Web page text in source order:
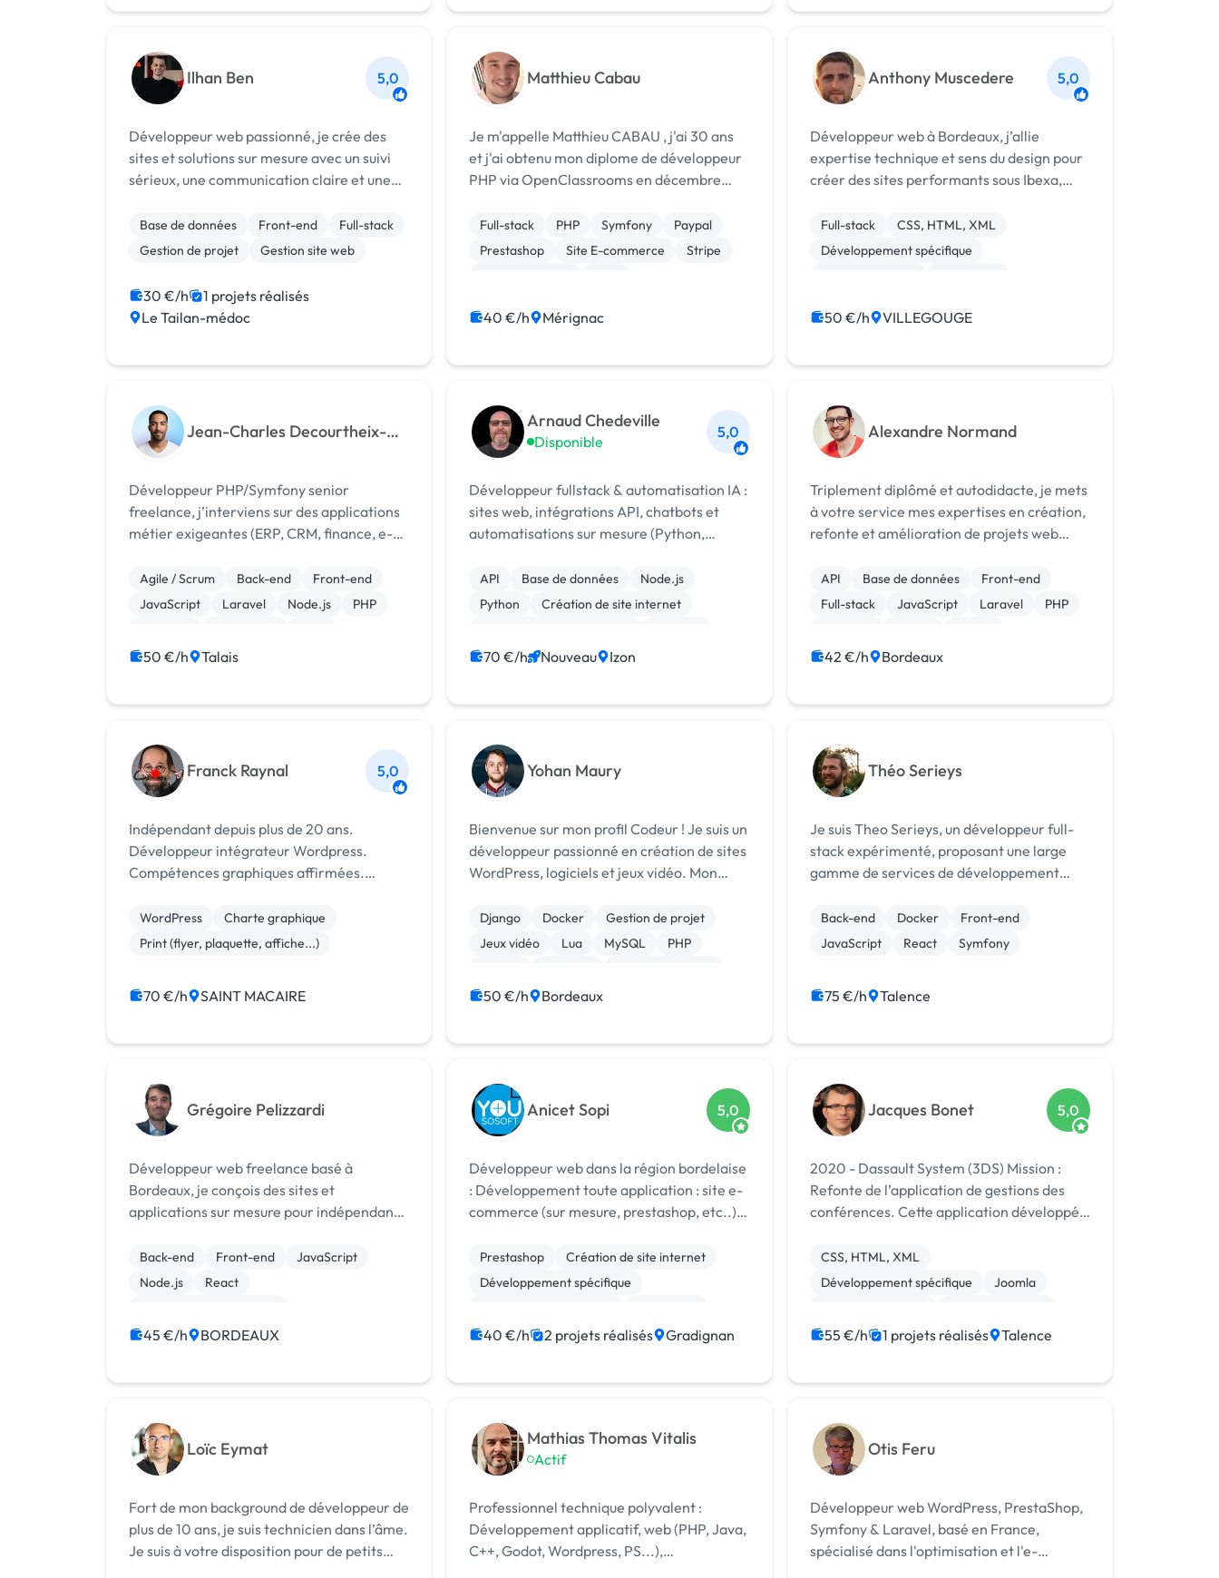
Ilhan Ben 5,0
Développeur web passionné, je crée des
sites et solutions sur mesure avec un suivi
sérieux, une communication claire et une
Base de données Front-end
Full-stack
Gestion de projet
Gestion site web
30 €/h
1 projets réalisés
Le Tailan-médoc
Matthieu Cabau
Je m'appelle Matthieu CABAU , j'ai 30 ans
et j'ai obtenu mon diplome de développeur
PHP via OpenClassrooms en décembre
plusieurs années dans le domaine de la
comptabilité). J'ai travaillé sur des projets
Full-stack PHP Symfony
Paypal
Prestashop
Site E-commerce
Stripe
40 €/h Mérignac
Anthony Muscedere 5,0
Développeur web à Bordeaux, j’allie
expertise technique et sens du design pour
créer des sites performants sous Ibexa,
Full-stack
CSS, HTML, XML
Développement spécifique
50 €/h VILLEGOUGE
Jean-Charles Decourtheix-
Développeur PHP/Symfony senior
freelance, j’interviens sur des applications
métier exigeantes (ERP, CRM, finance, e-
est un enjeu stratégique.
Agile / Scrum Back-end
Front-end
JavaScript
Laravel Node.js
PHP
50 €/h Talais
Arnaud Chedeville
Disponible
5,0
Développeur fullstack & automatisation IA :
sites web, intégrations API, chatbots et
automatisations sur mesure (Python,
API Base de données
Node.js
Python
Création de site internet
WordPress
ChatGPT
70 €/h Nouveau Izon
Alexandre Normand
Triplement diplômé et autodidacte, je mets
à votre service mes expertises en création,
refonte et amélioration de projets web
les technologies web open-source les plus
répandues et les plus adaptées p...
API Base de données
Front-end
Full-stack
JavaScript Laravel
PHP
42 €/h Bordeaux
Franck Raynal 5,0
Indépendant depuis plus de 20 ans.
Développeur intégrateur Wordpress.
Compétences graphiques affirmées.
et d'humour. Cartoons strips, caricatures,
BD.
WordPress
Charte graphique
Print (flyer, plaquette, affiche...)
70 €/h SAINT MACAIRE
Yohan Maury
Bienvenue sur mon profil Codeur ! Je suis un
développeur passionné en création de sites
WordPress, logiciels et jeux vidéo. Mon
démarquer de la concurrence en créant des
projets uniques répondant à vos b...
Django Docker
Gestion de projet
Jeux vidéo
Lua MySQL
PHP
50 €/h Bordeaux
Théo Serieys
Je suis Theo Serieys, un développeur full-
stack expérimenté, proposant une large
gamme de services de développement
l'utilisation des technologies front-end et
back-end, me permettant de créer des
Back-end Docker
Front-end
JavaScript
React Symfony
75 €/h Talence
Grégoire Pelizzardi
Développeur web freelance basé à
Bordeaux, je conçois des sites et
applications sur mesure pour indépendants,
principal inclut WordPress, HTML, CSS,
React, Next.js, Tailwind CSS, Node.js et
Back-end Front-end
JavaScript
Node.js
React
CSS, HTML, XML
WordPress
45 €/h BORDEAUX
Anicet Sopi 5,0
Développeur web dans la région bordelaise
: Développement toute application : site e-
commerce (sur mesure, prestashop, etc..),
site communautaire (site e-learning,
application métier, etc..) 9 ans d'e...
Prestashop
Création de site internet
Développement spécifique
Site E-commerce
CSS, HTML, XML
40 €/h 2 projets réalisés Gradignan
Jacques Bonet 5,0
2020 - Dassault System (3DS) Mission :
Refonte de l’application de gestions des
conférences. Cette application développé
Réecriture du back en nodejs/loopback,
exposition d’une nouvelle...
CSS, HTML, XML
Développement spécifique
Joomla
C++
Front-end
Full-stack
55 €/h 1 projets réalisés Talence
Loïc Eymat
Fort de mon background de développeur de
plus de 10 ans, je suis technicien dans l’âme.
Je suis à votre disposition pour de petits
Mathias Thomas Vitalis
Actif
Professionnel technique polyvalent :
Développement applicatif, web (PHP, Java,
C++, Godot, Wordpress, PS...),
Otis Feru
Développeur web WordPress, PrestaShop,
Symfony & Laravel, basé en France,
spécialisé dans l'optimisation et l'e-